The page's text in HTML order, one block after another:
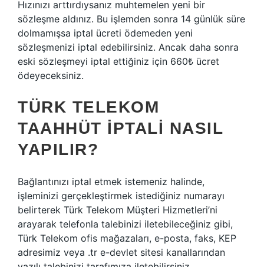
Hızınızı arttırdıysanız muhtemelen yeni bir
sözleşme aldınız. Bu işlemden sonra 14 günlük süre
dolmamışsa iptal ücreti ödemeden yeni
sözleşmenizi iptal edebilirsiniz. Ancak daha sonra
eski sözleşmeyi iptal ettiğiniz için 660₺ ücret
ödeyeceksiniz.
TÜRK TELEKOM
TAAHHÜT IPTALI NASIL
YAPILIR?
Bağlantınızı iptal etmek istemeniz halinde,
işleminizi gerçekleştirmek istediğiniz numarayı
belirterek Türk Telekom Müşteri Hizmetleri’ni
arayarak telefonla talebinizi iletebileceğiniz gibi,
Türk Telekom ofis mağazaları, e-posta, faks, KEP
adresimiz veya .tr e-devlet sitesi kanallarından